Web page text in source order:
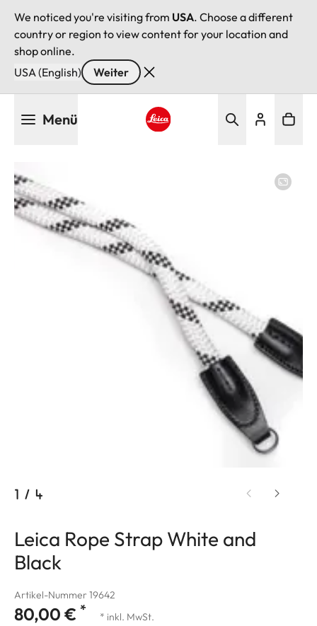
We noticed you're visiting from USA. Choose a different
country or region to view content for your location and
shop online.
USA (English)
Weiter
Menü
1 / 4
Leica Rope Strap White and
Black
Artikel-Nummer 19642
80,00 € * * inkl. MwSt.